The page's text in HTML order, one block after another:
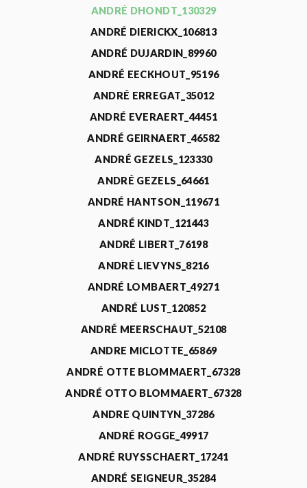
ANDRÉ DHONDT_130329
ANDRÉ DIERICKX_106813
ANDRÉ DUJARDIN_89960
ANDRÉ EECKHOUT_95196
ANDRÉ ERREGAT_35012
ANDRÉ EVERAERT_44451
ANDRÉ GEIRNAERT_46582
ANDRÉ GEZELS_123330
ANDRÉ GEZELS_64661
ANDRÉ HANTSON_119671
ANDRÉ KINDT_121443
ANDRÉ LIBERT_76198
ANDRÉ LIEVYNS_8216
ANDRÉ LOMBAERT_49271
ANDRÉ LUST_120852
ANDRÉ MEERSCHAUT_52108
ANDRE MICLOTTE_65869
ANDRÉ OTTE BLOMMAERT_67328
ANDRÉ OTTO BLOMMAERT_67328
ANDRE QUINTYN_37286
ANDRÉ ROGGE_49917
ANDRÉ RUYSSCHAERT_17241
ANDRÉ SEIGNEUR_35284